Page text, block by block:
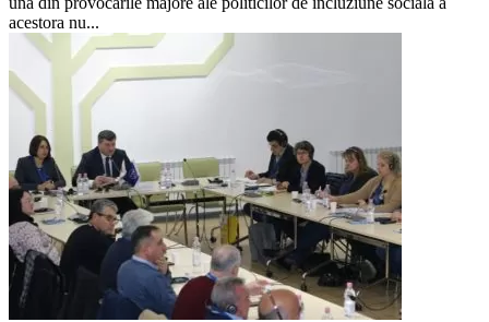
acestora nu...